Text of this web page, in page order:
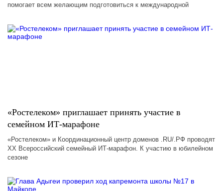
помогает всем желающим подготовиться к международной
«Ростелеком» приглашает принять участие в
семейном ИТ-марафоне
«Ростелеком» и Координационный центр доменов .RU/.РФ проводят
XX Всероссийский семейный ИТ-марафон. К участию в юбилейном
сезоне